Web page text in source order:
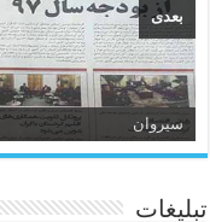
سیروان
ئاژانسی هەواڵی مێهر
بعدی
تبلیغات